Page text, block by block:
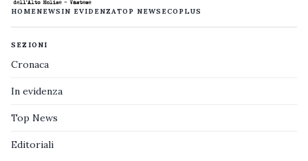
HOMENEWS IN EVIDENZATOP NEWS ECOPLUS
SEZIONI
Cronaca
In evidenza
Top News
Editoriali